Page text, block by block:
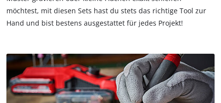
möchtest, mit diesen Sets hast du stets das richtige Tool zur
Hand und bist bestens ausgestattet für jedes Projekt!